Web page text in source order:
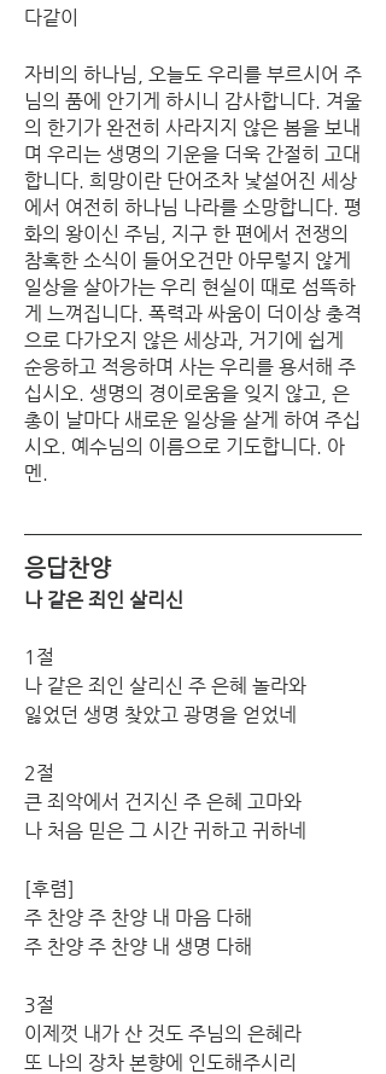
다같이
자비의 하나님, 오늘도 우리를 부르시어 주
님의 품에 안기게 하시니 감사합니다. 겨울
의 한기가 완전히 사라지지 않은 봄을 보내
며 우리는 생명의 기운을 더욱 간절히 고대
합니다. 희망이란 단어조차 낯설어진 세상
에서 여전히 하나님 나라를 소망합니다. 평
화의 왕이신 주님, 지구 한 편에서 전쟁의
참혹한 소식이 들어오건만 아무렇지 않게
일상을 살아가는 우리 현실이 때로 섬뜩하
게 느껴집니다. 폭력과 싸움이 더이상 충격
으로 다가오지 않은 세상과, 거기에 쉽게
순응하고 적응하며 사는 우리를 용서해 주
십시오. 생명의 경이로움을 잊지 않고, 은
총이 날마다 새로운 일상을 살게 하여 주십
시오. 예수님의 이름으로 기도합니다. 아
멘.
응답찬양
나 같은 죄인 살리신
1절
나 같은 죄인 살리신 주 은혜 놀라와
잃었던 생명 찾았고 광명을 얻었네
2절
큰 죄악에서 건지신 주 은혜 고마와
나 처음 믿은 그 시간 귀하고 귀하네
[후렴]
주 찬양 주 찬양 내 마음 다해
주 찬양 주 찬양 내 생명 다해
3절
이제껏 내가 산 것도 주님의 은혜라
또 나의 장차 본향에 인도해주시리